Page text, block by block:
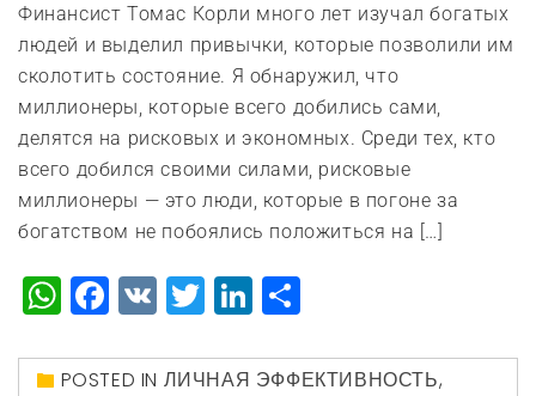
Финансист Томас Корли много лет изучал богатых
людей и выделил привычки, которые позволили им
сколотить состояние. Я обнаружил, что
миллионеры, которые всего добились сами,
делятся на рисковых и экономных. Среди тех, кто
всего добился своими силами, рисковые
миллионеры — это люди, которые в погоне за
богатством не побоялись положиться на […]
WhatsApp
Facebook
VK TwitterLinkedIn
POSTED IN ЛИЧНАЯ ЭФФЕКТИВНОСТЬ,